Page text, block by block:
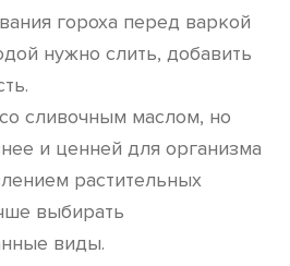
гороха перед варкой
нужно слить, добавить
сливочным маслом, но
и ценней для организма
растительных
выбирать
виды.